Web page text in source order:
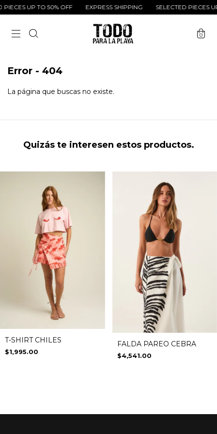
UP TO 50% OFF EXPRESS SHIPPING SELECTED PIECES
0
Error - 404
La página que buscas no existe.
Quizás te interesen estos productos.
T-SHIRT CHILES
$1,995.00
FALDA PAREO CEBRA
$4,541.00